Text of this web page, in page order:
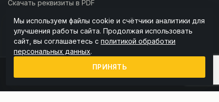
Скачать реквизиты в PDF
(Скачать договор)
Мы используем файлы cookie и счётчики аналитики для
улучшения работы сайта. Продолжая использовать
сайт, вы соглашаетесь с политикой обработки
персональных данных.
ПРИНЯТЬ